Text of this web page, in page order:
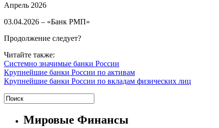
Апрель 2026
03.04.2026 – «Банк РМП»
Продолжение следует?
Читайте также:
Системно значимые банки России
Крупнейшие банки России по активам
Крупнейшие банки России по вкладам физических лиц
Мировые Финансы